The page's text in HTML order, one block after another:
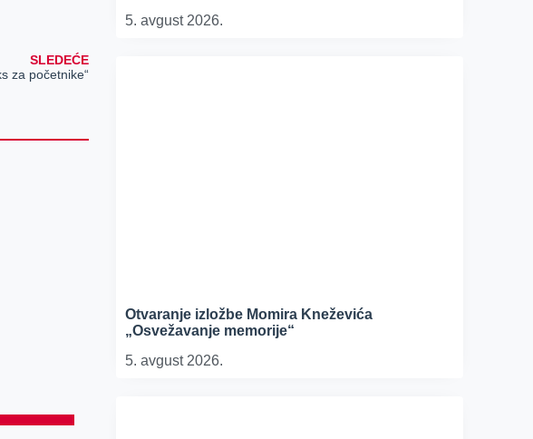
SLEDEĆE
za početnike“
5. avgust 2026.
Otvaranje izložbe Momira Kneževića
„Osvežavanje memorije“
5. avgust 2026.